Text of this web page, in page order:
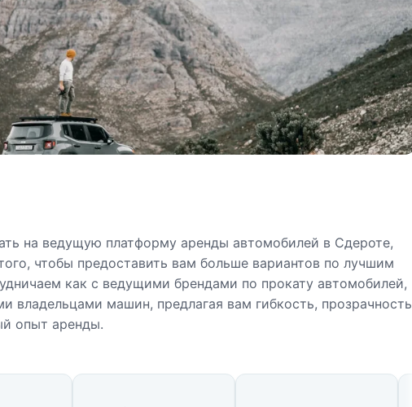
на ведущую платформу аренды автомобилей в Сдероте,
чтобы предоставить вам больше вариантов по лучшим
как с ведущими брендами по прокату автомобилей,
владельцами машин, предлагая вам гибкость, прозрачность
опыт аренды.
типы автомобилей в Сдероте